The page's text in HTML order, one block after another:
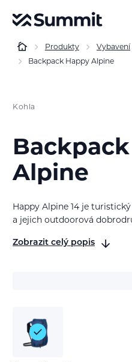
Produkty Vybavení
Backpack Happy Alpine
Kohla
Alpine
Happy Alpine 14 je
a jejich outdoorová
Zobrazit celý popis